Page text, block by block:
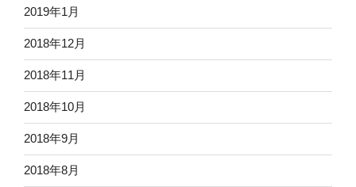
2019年1月
2018年12月
2018年11月
2018年10月
2018年9月
2018年8月